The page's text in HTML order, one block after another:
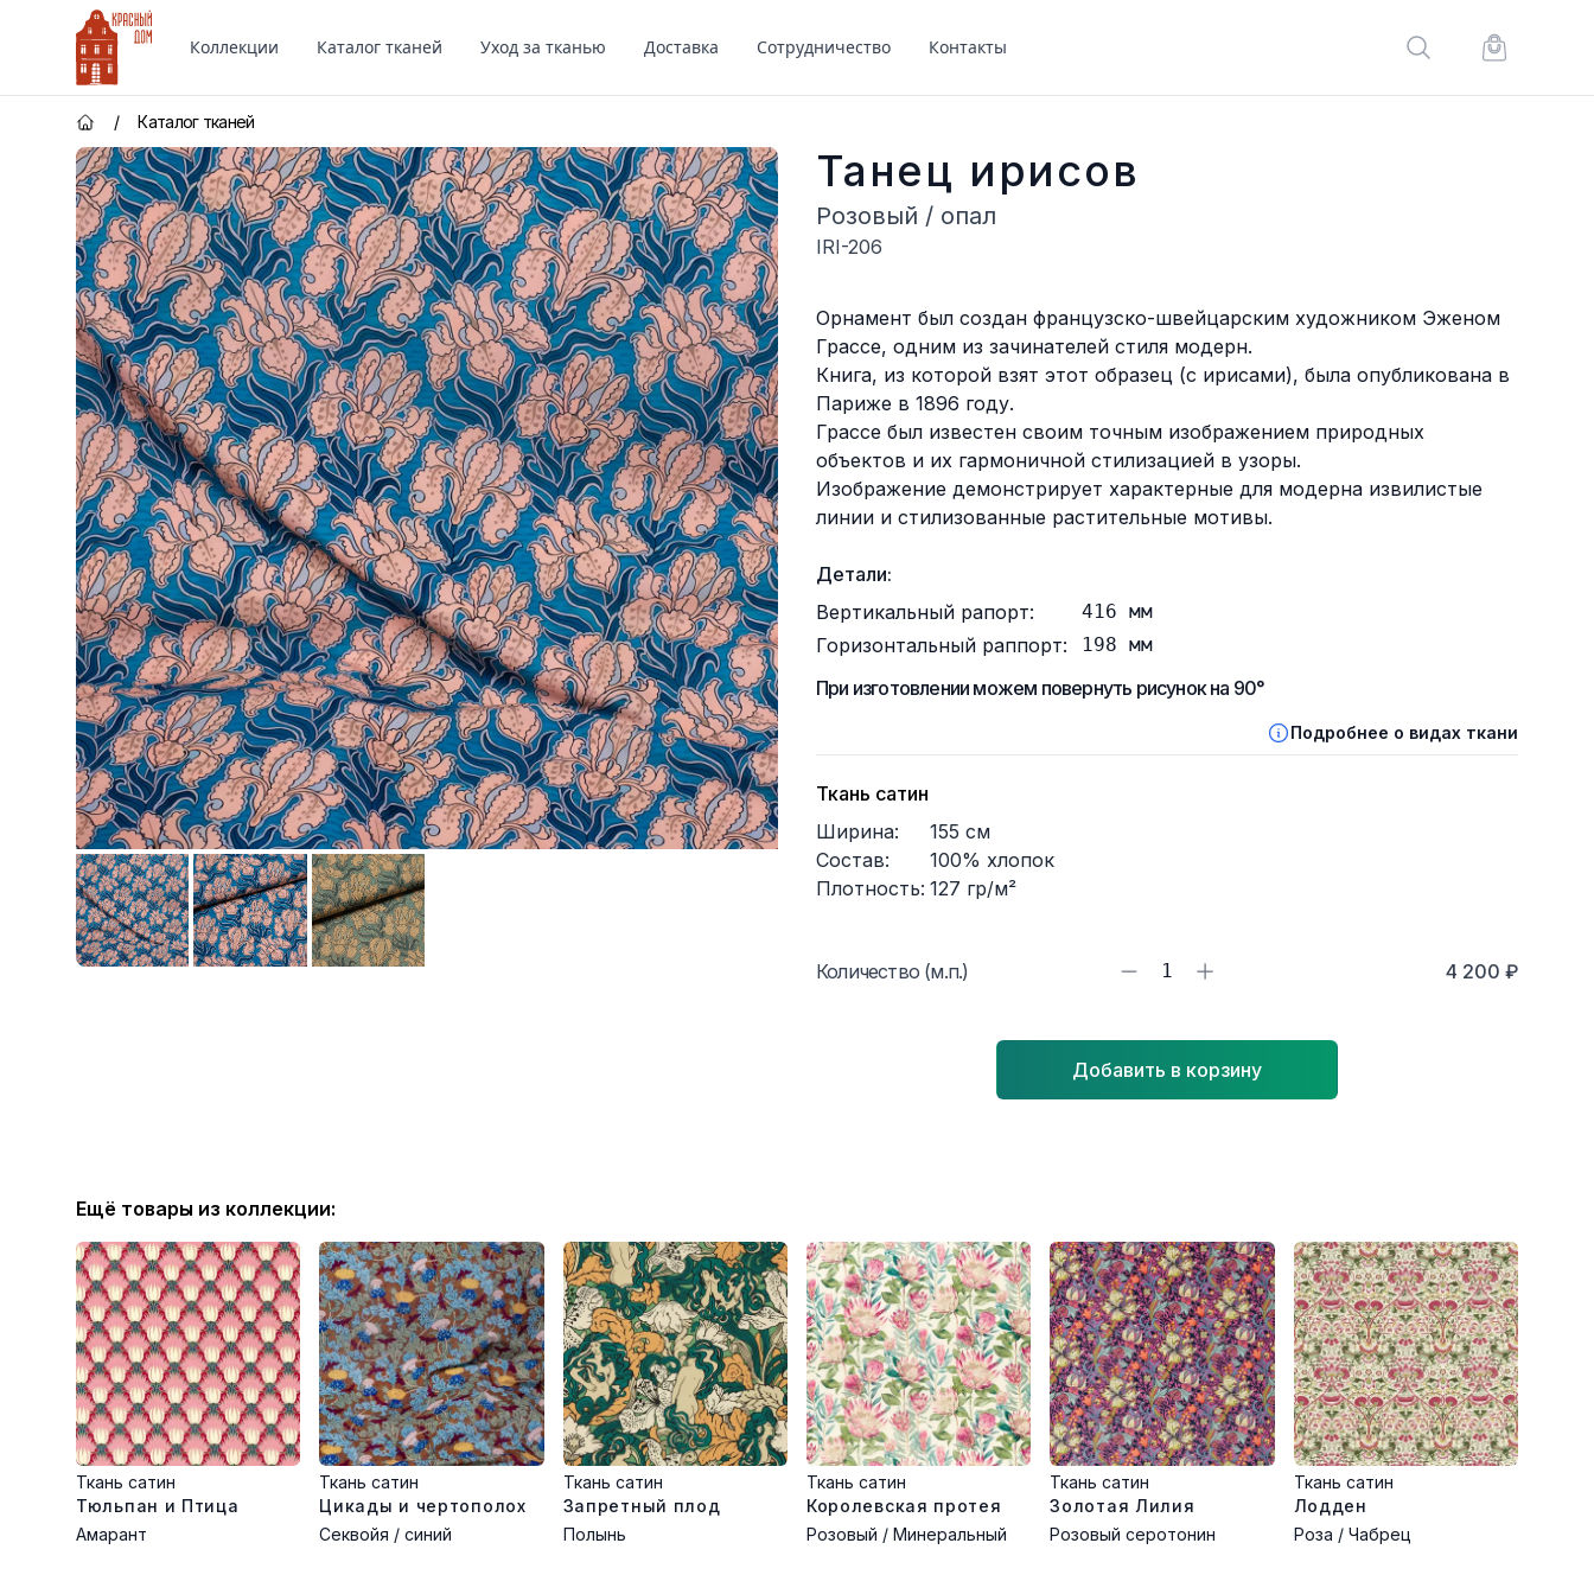
Красный Дом
Коллекции Каталог тканей Уход за тканью Доставка Сотрудничество Контакты Поиск по сайту
Корзина
Главная страница
/ Каталог тканей
Танец ирисов
Розовый / опал
IRI-206
Описание
Орнамент был создан французско-швейцарским художником Эженом
Грассе, одним из зачинателей стиля модерн.
Книга, из которой взят этот образец (с ирисами), была опубликована в
Париже в 1896 году.
Грассе был известен своим точным изображением природных
объектов и их гармоничной стилизацией в узоры.
Изображение демонстрирует характерные для модерна извилистые
линии и стилизованные растительные мотивы.
Детали:
Вертикальный рапорт:
416 мм
Горизонтальный раппорт: 198 мм
При изготовлении можем повернуть рисунок на 90°
Подробнее о видах ткани
Ткань сатин
Ширина:
155 см
Состав:
100% хлопок
Плотность: 127 гр/м²
Количество (м.п.) 1 4 200 ₽
Добавить в корзину
Ещё товары из коллекции:
Ткань сатин
Тюльпан и Птица
Амарант
Ткань сатин
Цикады и чертополох
Секвойя / синий
Ткань сатин
Запретный плод
Полынь
Ткань сатин
Королевская протея
Розовый / Минеральный
Ткань сатин
Золотая Лилия
Розовый серотонин
Ткань сатин
Лодден
Роза / Чабрец